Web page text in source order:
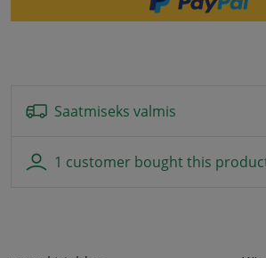
Saatmiseks valmis
1 customer bought this